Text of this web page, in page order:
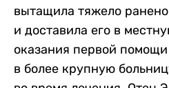
вытащила тяжело
и доставила его в
оказания первой
в более крупную